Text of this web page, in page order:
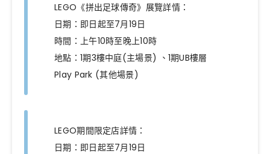
LEGO《拼出足球傳奇》展覽詳情：
日期：即日起至7月19日
時間：上午10時至晚上10時
地點：1期3樓中庭(主場景) 、1期UB樓層
Play Park (其他場景)
LEGO期間限定店詳情：
日期：即日起至7月19日